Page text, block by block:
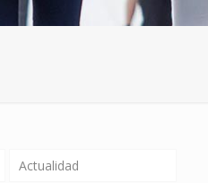
Actualidad